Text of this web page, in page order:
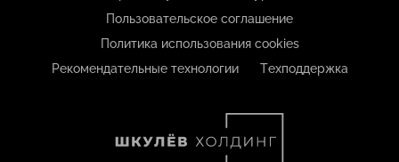
Пользовательское соглашение
Политика использования cookies
Рекомендательные технологии
Техподдержка